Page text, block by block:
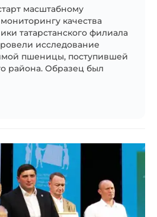
масштабному
качества
татарстанского филиала
исследование
пшеницы, поступившей
района. Образец был